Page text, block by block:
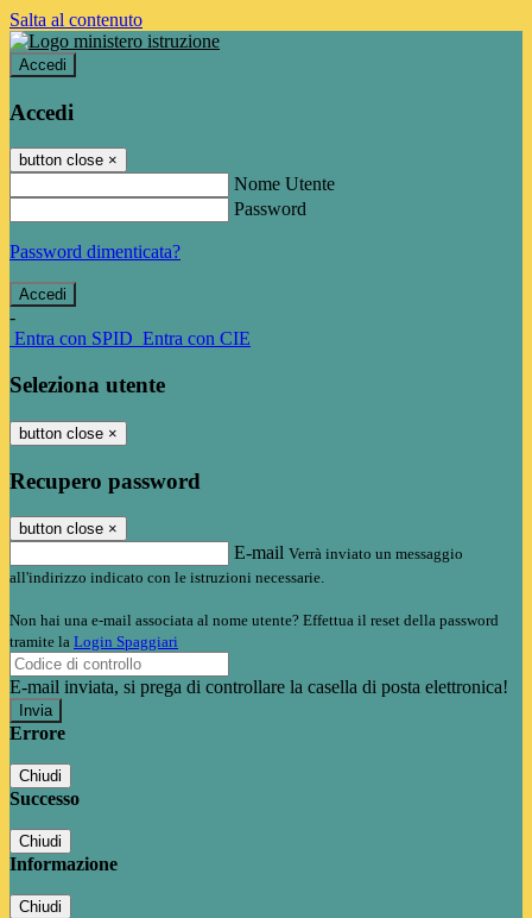
Salta al contenuto
Accedi
Accedi
button close ×
Nome Utente
Password
Password dimenticata?
-
Entra con SPID Entra con CIE
Seleziona utente
button close ×
Recupero password
button close ×
E-mail Verrà inviato un messaggio
all'indirizzo indicato con le istruzioni necessarie.
Non hai una e-mail associata al nome utente? Effettua il reset della password
tramite la Login Spaggiari
E-mail inviata, si prega di controllare la casella di posta elettronica!
Errore
Chiudi
Successo
Chiudi
Informazione
Chiudi